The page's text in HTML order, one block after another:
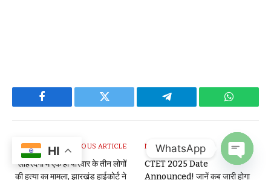
Facebook Twitter Telegram
PREVIOUS ARTICLE
लोहरदगा में एक ही परिवार के तीन लोगों
की हत्या का मामला, झारखंड हाईकोर्ट ने
NEXT ARTICLE
CTET 2025 Date
Announced! जानें कब जारी होगा
HI WhatsApp
OPEN